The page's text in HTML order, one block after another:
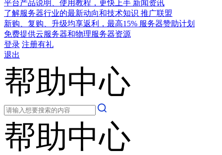
平台产品说明、使用教程，更快上手 新闻资讯
了解服务器行业的最新动向和技术知识 推广联盟
新购、复购、升级均享返利，最高15% 服务器赞助计划
免费提供云服务器和物理服务器资源
登录 注册有礼
退出
帮助中心
帮助中心